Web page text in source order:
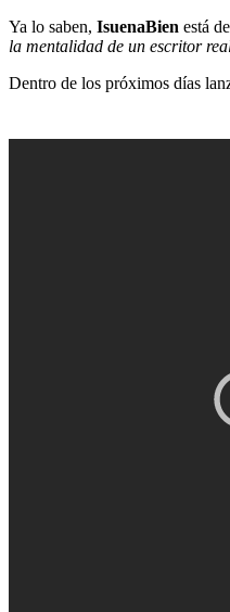
Ya lo saben, IsuenaBien está
la mentalidad de un escritor
Dentro de los próximos días